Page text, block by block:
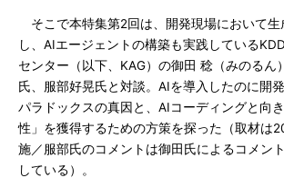
そこで本特集第2回は、開発現場において生
し、AIエージェントの構築も実践している
センター（以下、KAG）の御田 稔（みのるん
氏、服部好晃氏と対談。AIを導入したのに開
パラドックスの真因と、AIコーディングと向
性」を獲得するための方策を探った（取材は
施／服部氏のコメントは御田氏によるコメン
している）。